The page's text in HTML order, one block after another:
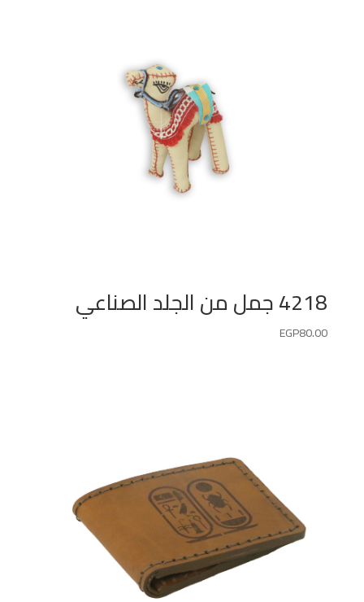
4218 جمل من الجلد الصناعي
EGP80.00